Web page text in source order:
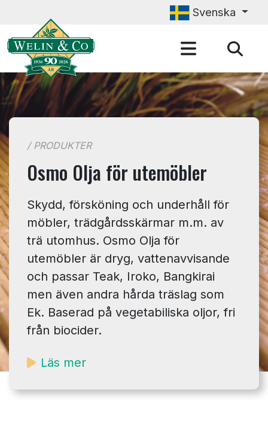
Svenska
/ PRODUKTER
Osmo Olja för utemöbler
Skydd, försköning och underhåll för
möbler, trädgårdsskärmar m.m. av
trä utomhus. Osmo Olja för
utemöbler är dryg, vattenavvisande
och passar Teak, Iroko, Bangkirai
men även andra hårda träslag som
Ek. Baserad på vegetabiliska oljor, fri
från biocider.
Läs mer